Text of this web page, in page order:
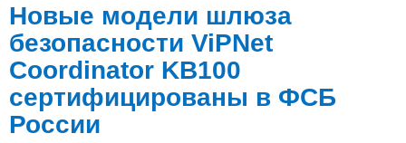
Новые модели шлюза
безопасности ViPNet
Coordinator KB100
сертифицированы в ФСБ
России